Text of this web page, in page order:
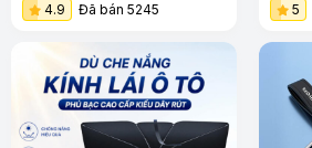
4.9 Đã bán 5245 5